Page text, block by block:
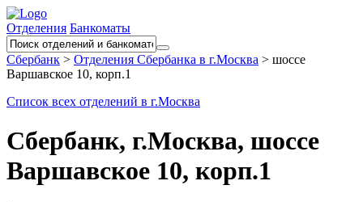
Отделения Банкоматы
Сбербанк > Отделения Сбербанка в г.Москва > шоссе
Варшавское 10, корп.1
Список всех отделений в г.Москва
Сбербанк, г.Москва, шоссе
Варшавское 10, корп.1